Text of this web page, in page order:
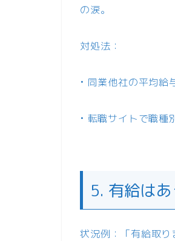
の涙。
対処法：
• 同業他社の平均給
• 転職サイトで職種
5. 有給は
状況例：「有給取